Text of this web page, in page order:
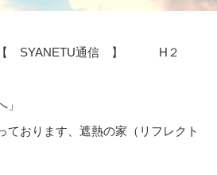
【 SYANETU通信 】 H２
」
ております、遮熱の家（リフレクト